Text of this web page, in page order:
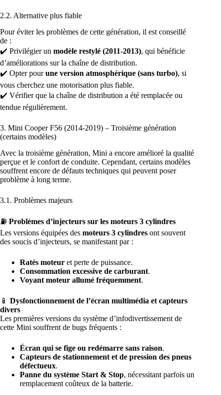
2.2. Alternative plus fiable
Pour éviter les problèmes de cette génération, il est conseillé
de :
✔️ Privilégier un modèle restylé (2011-2013), qui bénéficie
d’améliorations sur la chaîne de distribution.
✔️ Opter pourune version atmosphérique (sans turbo), si
vous cherchez une motorisation plus fiable.
✔️ Vérifier que la chaîne de distribution a été remplacée ou
tendue régulièrement.
3. Mini Cooper F56 (2014-2019) – Troisième génération
(certains modèles)
Avec la troisième génération, Mini a encore amélioré la qualité
perçue et le confort de conduite. Cependant, certains modèles
souffrent encore de défauts techniques qui peuvent poser
problème à long terme.
3.1. Problèmes majeurs
⛽ Problèmes d’injecteurs sur les moteurs 3 cylindres
Les versions équipées des moteurs 3 cylindres ont souvent
des soucis d’injecteurs, se manifestant par :
Ratés moteur et perte de puissance.
Consommation excessive de carburant.
Voyant moteur allumé fréquemment.
📱 Dysfonctionnement de l’écran multimédia et capteurs
divers
Les premières versions du système d’infodivertissement de
cette Mini souffrent de bugs fréquents :
Écran qui se fige ou redémarre sans raison.
Capteurs de stationnement et de pression des pneus
défectueux.
Panne du système Start & Stop, nécessitant parfois un
remplacement coûteux de la batterie.